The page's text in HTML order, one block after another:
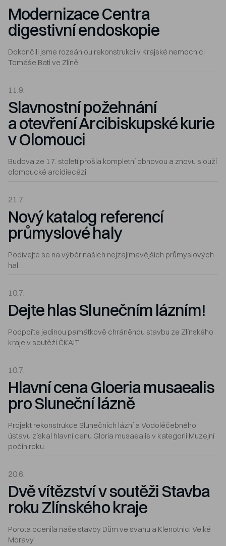
Modernizace Centra
digestivní endoskopie
Dokončili jsme rozsáhlou rekonstrukci v Krajské nemocnici
Tomáše Bati ve Zlíně.
11.9.
Slavnostní požehnání
a otevření Arcibiskupské kurie
v Olomouci
Budova ze 17. století prošla kompletní obnovou a znovu slouží
olomoucké arcidiecézi.
21.7.
Nový katalog referencí
průmyslové haly
Podívejte se na výběr našich nejzajímavějších průmyslových
hal.
10.7.
Dejte hlas Slunečním lázním!
Podpořte jedinou památkově chráněnou stavbu ze Zlínského
kraje v soutěži ČKAIT.
10.7.
Hlavní cena Gloeria musaealis
pro Sluneční lázně
Projekt rekonstrukce Slunečních lázní a Vodoléčebného
ústavu získal hlavní cenu Gloria musaealis v kategorii Muzejní
počin roku.
20.6.
Dvě vítězství v soutěži Stavba
roku Zlínského kraje
Porota ocenila naše stavby Dům ve svahu a Klenotnici Velké
Moravy.